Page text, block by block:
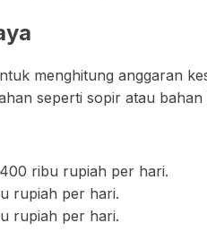
menghitung anggaran
seperti sopir atau bahan
ribu rupiah per hari.
rupiah per hari.
rupiah per hari.